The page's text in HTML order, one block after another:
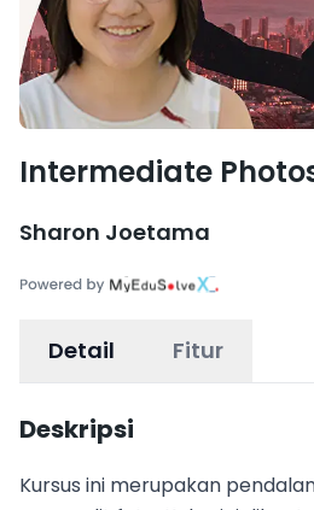
Keranjang Saya
Profil
Intermediate
Sharon Joetama
Detail Fitur
Deskripsi
Kursus ini merupakan